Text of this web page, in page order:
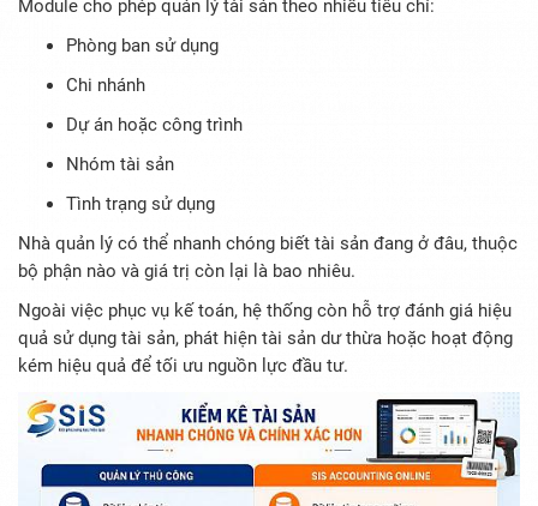
Module cho phép quản lý tài sản theo nhiều tiêu chí:
Phòng ban sử dụng
Chi nhánh
Dự án hoặc công trình
Nhóm tài sản
Tình trạng sử dụng
Nhà quản lý có thể nhanh chóng biết tài sản đang ở đâu, thuộc
bộ phận nào và giá trị còn lại là bao nhiêu.
Ngoài việc phục vụ kế toán, hệ thống còn hỗ trợ đánh giá hiệu
quả sử dụng tài sản, phát hiện tài sản dư thừa hoặc hoạt động
kém hiệu quả để tối ưu nguồn lực đầu tư.